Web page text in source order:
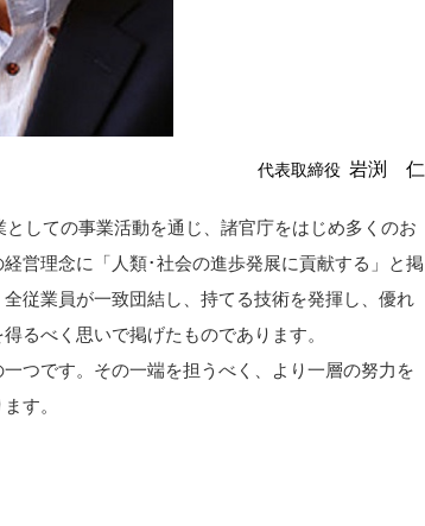
代表取締役 岩渕 仁
しての事業活動を通じ、諸官庁をはじめ多くのお
営理念に「人類･社会の進歩発展に貢献する」と掲
従業員が一致団結し、持てる技術を発揮し、優れ
るべく思いで掲げたものであります。
つです。その一端を担うべく、より一層の努力を
す。